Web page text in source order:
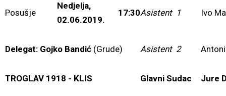
Posušje
Nedjelja,
02.06.2019.
17:30Asistent 1 Ivo
Delegat: Gojko Bandić (Grude) Asistent 2
TROGLAV 1918 - KLIS Glavni Sudac Jure